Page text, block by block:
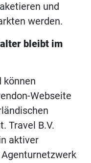
und
werden.
bleibt im
können
Webseite
Travel B.V.
aktiver